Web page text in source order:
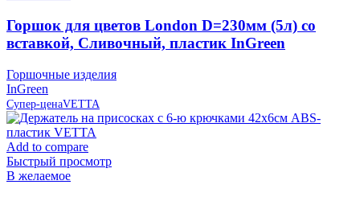
Горшок для цветов London D=230мм (5л) со
вставкой, Сливочный, пластик InGreen
Горшочные изделия
InGreen
Супер-ценаVETTA
Add to compare
Быстрый просмотр
В желаемое